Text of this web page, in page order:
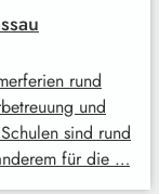
rund
und
sind rund
für die …